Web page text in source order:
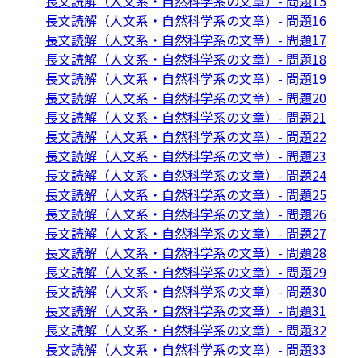
長文読解（人文系・自然科学系の文章）- 問題16
長文読解（人文系・自然科学系の文章）- 問題17
長文読解（人文系・自然科学系の文章）- 問題18
長文読解（人文系・自然科学系の文章）- 問題19
長文読解（人文系・自然科学系の文章）- 問題20
長文読解（人文系・自然科学系の文章）- 問題21
長文読解（人文系・自然科学系の文章）- 問題22
長文読解（人文系・自然科学系の文章）- 問題23
長文読解（人文系・自然科学系の文章）- 問題24
長文読解（人文系・自然科学系の文章）- 問題25
長文読解（人文系・自然科学系の文章）- 問題26
長文読解（人文系・自然科学系の文章）- 問題27
長文読解（人文系・自然科学系の文章）- 問題28
長文読解（人文系・自然科学系の文章）- 問題29
長文読解（人文系・自然科学系の文章）- 問題30
長文読解（人文系・自然科学系の文章）- 問題31
長文読解（人文系・自然科学系の文章）- 問題32
長文読解（人文系・自然科学系の文章）- 問題33